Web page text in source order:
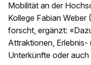
Mobilität an der
Kollege Fabian
forscht, ergänzt:
Attraktionen,
Unterkünfte oder